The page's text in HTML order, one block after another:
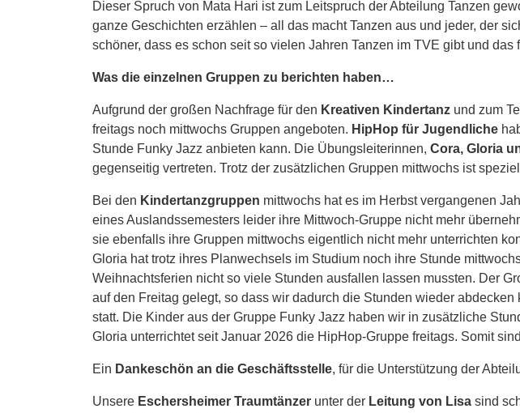
Dieser Spruch von Mata Hari ist zum Leitspruch der Abteilung Tanzen
ganze Geschichten erzählen – all das macht Tanzen aus und jeder, der
schöner, dass es schon seit so vielen Jahren Tanzen im TVE gibt und das
Was die einzelnen Gruppen zu berichten haben…
Aufgrund der großen Nachfrage für den Kreativen Kindertanz und zum
freitags noch mittwochs Gruppen angeboten. HipHop für Jugendliche
Stunde Funky Jazz anbieten kann. Die Übungsleiterinnen, Cora, Gloria
gegenseitig vertreten. Trotz der zusätzlichen Gruppen mittwochs ist
Bei den Kindertanzgruppen mittwochs hat es im Herbst vergangenen
eines Auslandssemesters leider ihre Mittwoch-Gruppe nicht mehr
sie ebenfalls ihre Gruppen mittwochs eigentlich nicht mehr unterrichten
Gloria hat trotz ihres Planwechsels im Studium noch ihre Stunde
Weihnachtsferien nicht so viele Stunden ausfallen lassen mussten. Der
auf den Freitag gelegt, so dass wir dadurch die Stunden wieder
statt. Die Kinder aus der Gruppe Funky Jazz haben wir in zusätzliche
Gloria unterrichtet seit Januar 2026 die HipHop-Gruppe freitags. Somit
Ein Dankeschön an die Geschäftsstelle, für die Unterstützung der
Unsere Eschersheimer Traumtänzer unter der Leitung von Lisa sind